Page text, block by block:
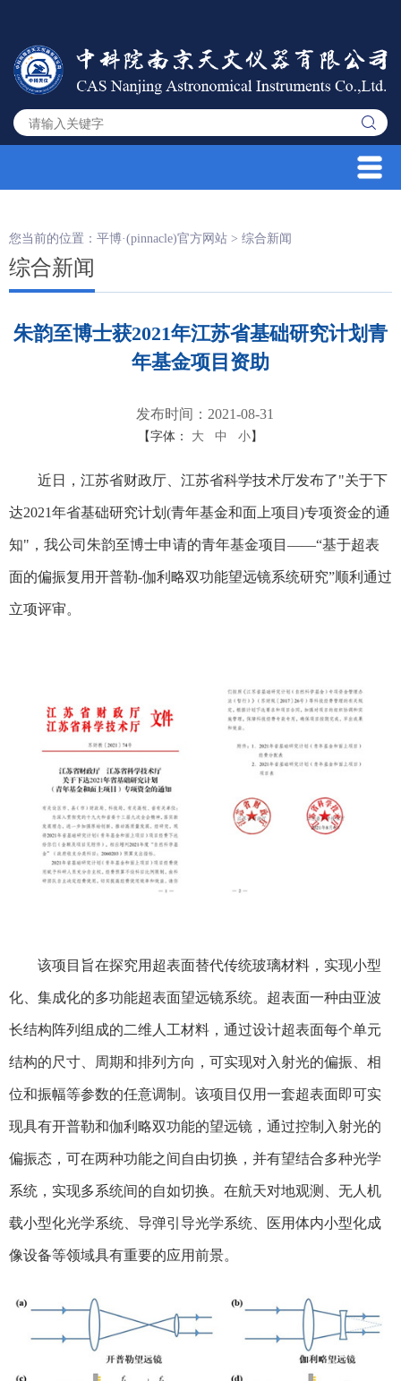
您当前的位置： 平博·(pinnacle)官方网站 > 综合新闻
综合新闻
朱韵至博士获2021年江苏省基础研究计划青
年基金项目资助
发布时间：2021-08-31
【字体： 大 中 小】
近日，江苏省财政厅、江苏省科学技术厅发布了"关于下
达2021年省基础研究计划(青年基金和面上项目)专项资金的通
知"，我公司朱韵至博士申请的青年基金项目——“基于超表
面的偏振复用开普勒-伽利略双功能望远镜系统研究”顺利通过
立项评审。
该项目旨在探究用超表面替代传统玻璃材料，实现小型
化、集成化的多功能超表面望远镜系统。超表面一种由亚波
长结构阵列组成的二维人工材料，通过设计超表面每个单元
结构的尺寸、周期和排列方向，可实现对入射光的偏振、相
位和振幅等参数的任意调制。该项目仅用一套超表面即可实
现具有开普勒和伽利略双功能的望远镜，通过控制入射光的
偏振态，可在两种功能之间自由切换，并有望结合多种光学
系统，实现多系统间的自如切换。在航天对地观测、无人机
载小型化光学系统、导弹引导光学系统、医用体内小型化成
像设备等领域具有重要的应用前景。